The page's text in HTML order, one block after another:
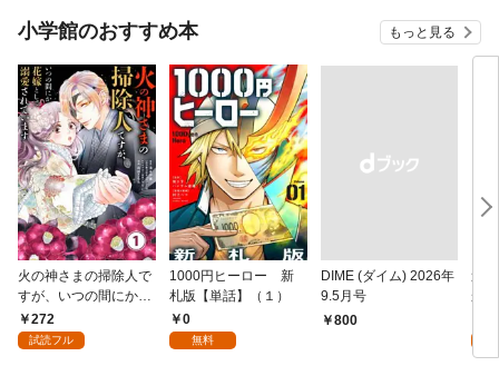
小学館のおすすめ本 もっと見る
火の神さまの掃除人で
すが、いつの間にか花
嫁として溺愛されてい
ます【単話】（１）
272
試読フル
1000円ヒーロー 新
札版【単話】（１）
0
無料
DIME (ダイム) 2026年
9.5月号
￥800
追
か
れ
（